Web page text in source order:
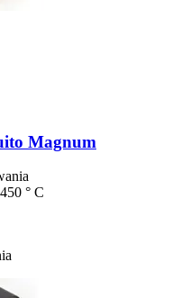
Magnum
° C